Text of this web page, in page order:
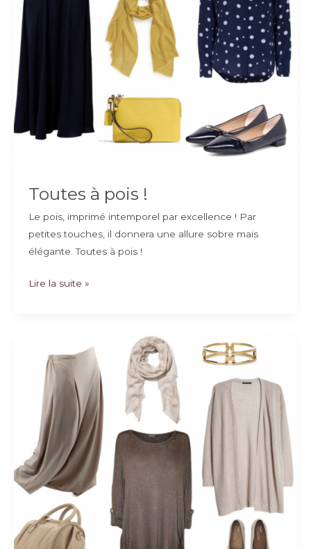
Toutes à pois !
Le pois, imprimé intemporel par excellence ! Par
petites touches, il donnera une allure sobre mais
élégante. Toutes à pois !
Toutes
Lire la suite »